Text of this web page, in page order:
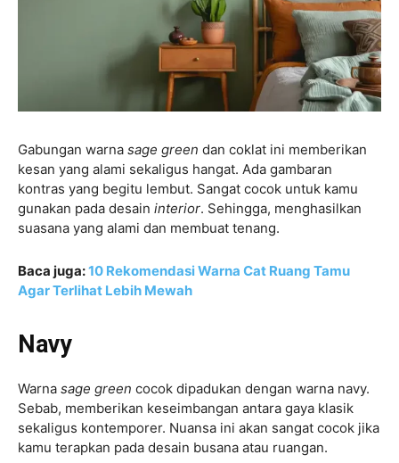
Gabungan warna sage green dan coklat ini memberikan
kesan yang alami sekaligus hangat. Ada gambaran
kontras yang begitu lembut. Sangat cocok untuk kamu
gunakan pada desain interior. Sehingga, menghasilkan
suasana yang alami dan membuat tenang.
Baca juga:10 Rekomendasi Warna Cat Ruang Tamu
Agar Terlihat Lebih Mewah
Navy
Warna sage green cocok dipadukan dengan warna navy.
Sebab, memberikan keseimbangan antara gaya klasik
sekaligus kontemporer. Nuansa ini akan sangat cocok jika
kamu terapkan pada desain busana atau ruangan.